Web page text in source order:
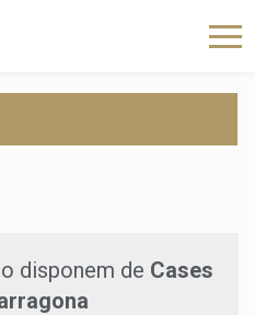
disponem de Cases